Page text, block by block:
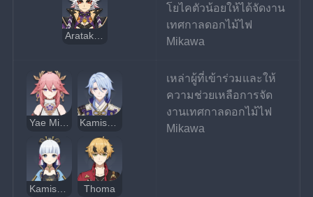
Arataki Itto
โยไคตัวน้อยให้ได้จัดงาน
เทศกาลดอกไม้ไฟ
Mikawa
Yae Miko Kamisato Ayato
Kamisato Ayaka Thoma
เหล่าผู้ที่เข้าร่วมและให้
ความช่วยเหลือการจัด
งานเทศกาลดอกไม้ไฟ
Mikawa